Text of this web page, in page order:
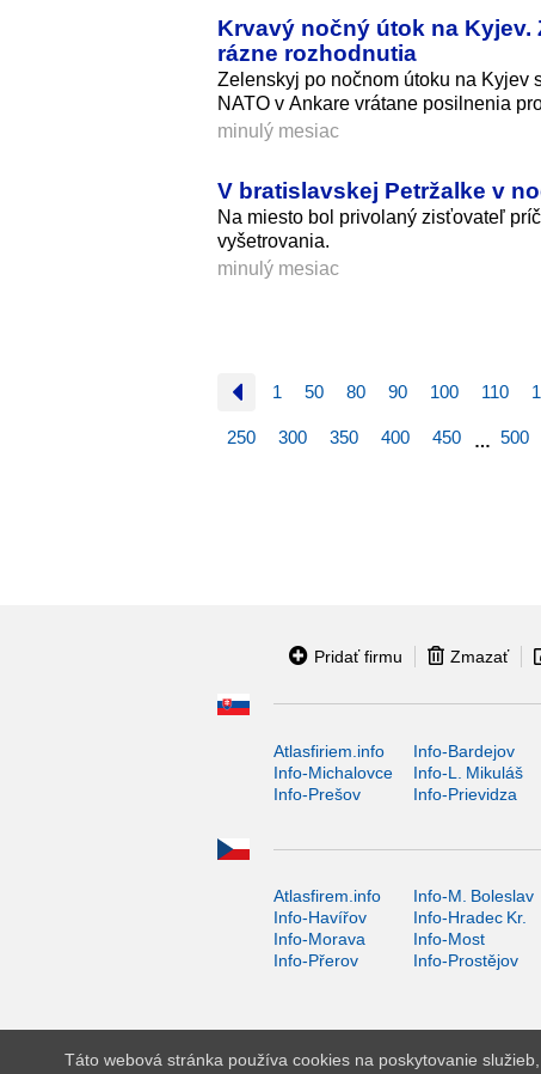
Krvavý nočný útok na Kyjev.
rázne rozhodnutia
Zelenskyj po nočnom útoku na Kyjev
NATO v Ankare vrátane posilnenia
minulý mesiac
V bratislavskej Petržalke v
Na miesto bol privolaný zisťovateľ
vyšetrovania.
minulý mesiac
1 50 80 90 100 110
250 300 350 400 450 … 500
Pridať firmu Zmazať
Atlasfiriem.info Info-Bardejov
Info-Michalovce
Info-L. Mikuláš
Info-Prešov
Info-Prievidza
Atlasfirem.info Info-M. Boleslav
Info-Havířov
Info-Hradec Kr.
Info-Morava
Info-Most
Info-Přerov
Info-Prostějov
Táto webová stránka používa cookies na poskytovanie